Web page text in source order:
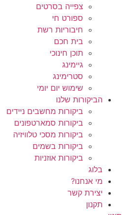
צפייה בסרטים
ספורט חי
חיבוריות רשת
בית חכם
תוכן חינוכי
גיימינג
סטרימינג
שימוש יום יומי
הביקורות שלנו
ביקורות מחשבים ניידים
ביקורות סמארטפונים
ביקורות מסכי טלוויזיה
ביקורות בשמים
ביקורות אוזניות
בלוג
מי אנחנו?
יצירת קשר
תקנון